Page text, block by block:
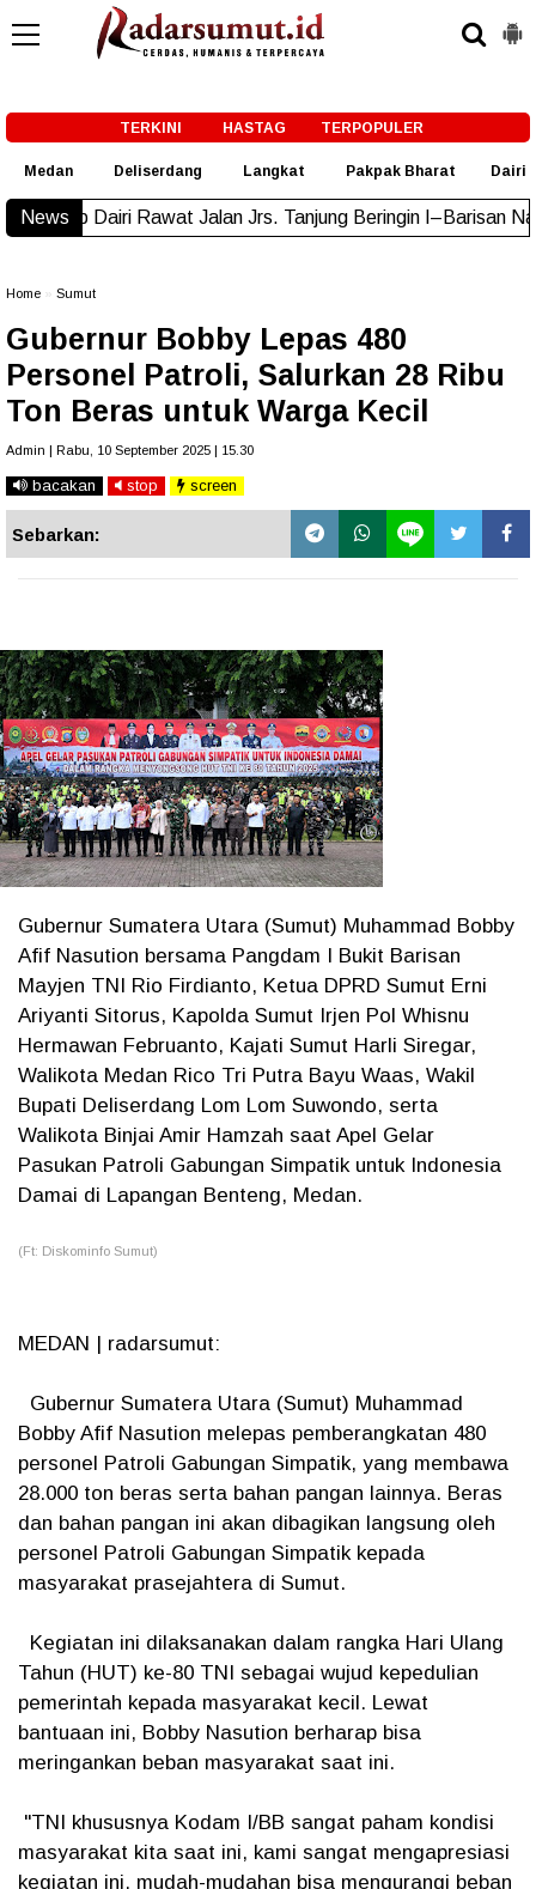
TERKINI HASTAG TERPOPULER
Medan Deliserdang Langkat Pakpak Bharat Dairi
News
Rawat Jalan Jrs. Tanjung Beringin I–Barisan Nauli New!
Home Sumut
Gubernur Bobby Lepas 480
Personel Patroli, Salurkan 28 Ribu
Ton Beras untuk Warga Kecil
Admin | Rabu, 10 September 2025 | 15.30
bacakan stop screen
Sebarkan:
Gubernur Sumatera Utara (Sumut) Muhammad Bobby
Afif Nasution bersama Pangdam I Bukit Barisan
Mayjen TNI Rio Firdianto, Ketua DPRD Sumut Erni
Ariyanti Sitorus, Kapolda Sumut Irjen Pol Whisnu
Hermawan Februanto, Kajati Sumut Harli Siregar,
Walikota Medan Rico Tri Putra Bayu Waas, Wakil
Bupati Deliserdang Lom Lom Suwondo, serta
Walikota Binjai Amir Hamzah saat Apel Gelar
Pasukan Patroli Gabungan Simpatik untuk Indonesia
Damai di Lapangan Benteng, Medan.
(Ft: Diskominfo Sumut)
MEDAN | radarsumut:
Gubernur Sumatera Utara (Sumut) Muhammad
Bobby Afif Nasution melepas pemberangkatan 480
personel Patroli Gabungan Simpatik, yang membawa
28.000 ton beras serta bahan pangan lainnya. Beras
dan bahan pangan ini akan dibagikan langsung oleh
personel Patroli Gabungan Simpatik kepada
masyarakat prasejahtera di Sumut.
Kegiatan ini dilaksanakan dalam rangka Hari Ulang
Tahun (HUT) ke-80 TNI sebagai wujud kepedulian
pemerintah kepada masyarakat kecil. Lewat
bantuaan ini, Bobby Nasution berharap bisa
meringankan beban masyarakat saat ini.
"TNI khususnya Kodam I/BB sangat paham kondisi
masyarakat kita saat ini, kami sangat mengapresiasi
kegiatan ini, mudah-mudahan bisa mengurangi beban